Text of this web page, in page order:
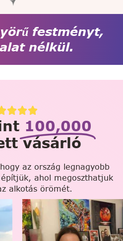
festményt,
nélkül.
100,000
vásárló
az ország legnagyobb
ahol megoszthatjuk
alkotás örömét.